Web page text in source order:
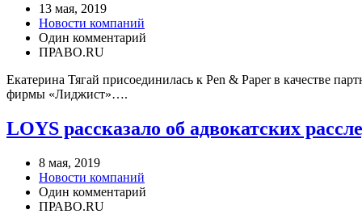
13 мая, 2019
Новости компаний
Один комментарий
ПРАВО.RU
Екатерина Тягай присоединилась к Pen & Paper в качестве
фирмы «Лиджист»….
LOYS рассказало об адвокатских
8 мая, 2019
Новости компаний
Один комментарий
ПРАВО.RU